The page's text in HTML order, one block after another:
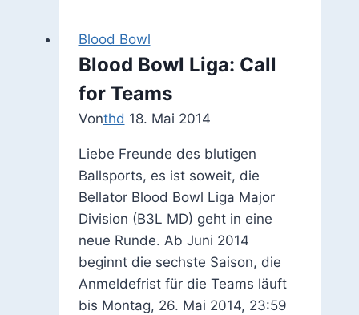
Blood Bowl
Blood Bowl Liga: Call
for Teams
Vonthd 18. Mai 2014
Liebe Freunde des blutigen
Ballsports, es ist soweit, die
Bellator Blood Bowl Liga Major
Division (B3L MD) geht in eine
neue Runde. Ab Juni 2014
beginnt die sechste Saison, die
Anmeldefrist für die Teams läuft
bis Montag, 26. Mai 2014, 23:59